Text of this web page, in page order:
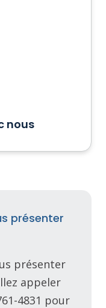
nous
présenter
présenter
appeler
4831 pour